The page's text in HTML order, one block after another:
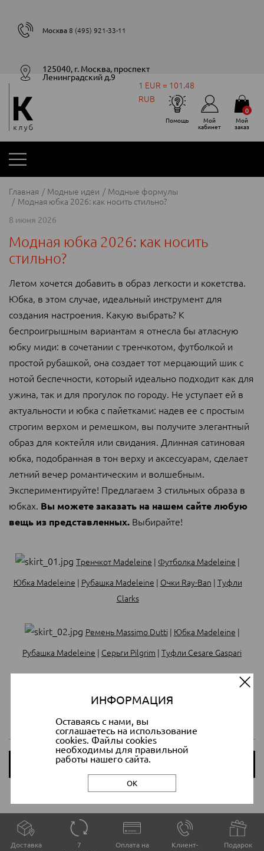
125040, г. Москва, проспект
Ленинградский д.9
Москва 8 (495) 921-33-11
1 EUR = 101.48
RUB
Помощь Мой
кабинет
Мой
заказ
0
Главная Модные идеи
Модные формулы
Модная юбка 2026: как носить стильно?
8 июня 2026
Модная юбка 2026: как носить
стильно?
Летом хочется добавить в образ легкости и кокетства.
Юбка, в этом случае, идеальный инструмент для
создания настроения. Какую выбрать? К
беспроигрышным вариантам я отнесла бы атласную
юбку миди: в сочетании с тренчкотом, футболкой и
простой рубашкой, она создает тот мерцающий шик с
нотой беспечности, который идеально подходит как для
ужина, так и для прогулок по городу. Не уступает ей в
актуальности и юбка с пайетками: надев ее с простым
строгим верхом и ремешком, вы получите элегантный
образ для коктейля или свидания. Длинная сатиновая
юбка, подобранная в тон верху и аксессуарам, сделает
летний вечер романтическим и волшебным.
Экспериментируйте! Предлагаем 3 стильных образа в
юбках. Вы можете заказать на нашем сайте любую
вещь из представленных. Выбирайте!
Тренчкот Madeleine | Футболка Madeleine |
Юбка Madeleine | Рубашка Madeleine | Очки Ray-Ban | Туфли
Clarks
Ремень Massimo Dutti| Юбка Madeleine |
Рубашка Madeleine | Серьги Pilgrim | Туфли Cesare Gaspari
Туфли
Очки RALPH Ralph Lauren |
Посмотреть ещё >>
Доставка
7
Оплата на
Клиент-
Подарок
ИНФОРМАЦИЯ
Оставаясь с нами, вы
соглашаетесь на использование
cookies. Файлы cookies
необходимы для правильной
работы нашего сайта.
ОК